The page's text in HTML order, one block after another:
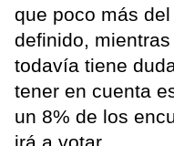
que poco más
definido,
todavía tiene
tener en cuenta
un 8% de los
irá a votar.